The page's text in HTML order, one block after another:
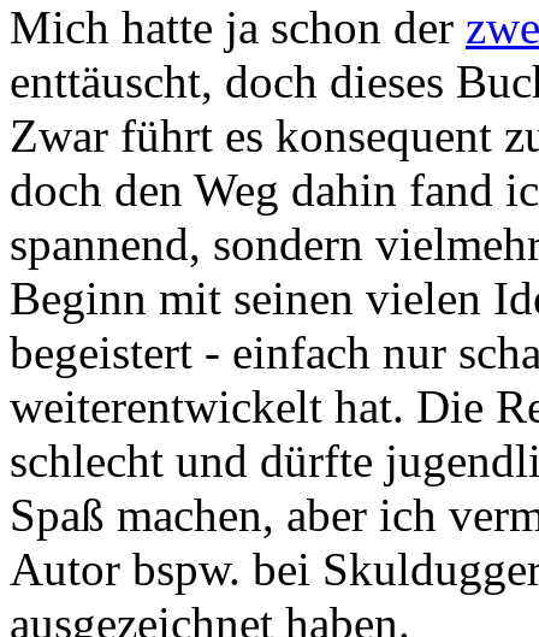
Mich hatte ja schon der
enttäuscht, doch dieses
Zwar führt es konsequent
doch den Weg dahin fand
spannend, sondern
Beginn mit seinen vielen
begeistert - einfach nur
weiterentwickelt hat. Die
schlecht und dürfte
Spaß machen, aber ich
Autor bspw. bei
ausgezeichnet haben.